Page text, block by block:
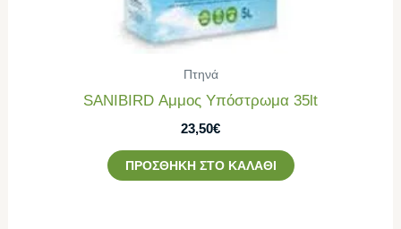
Πτηνά
SANIBIRD Αμμος Υπόστρωμα 35lt
23,50€
ΠΡΟΣΘΉΚΗ ΣΤΟ ΚΑΛΆΘΙ